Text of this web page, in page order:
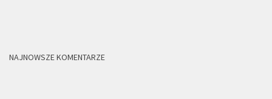
NAJNOWSZE KOMENTARZE